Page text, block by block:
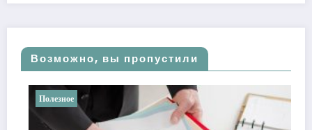
Возможно, вы пропустили
Полезное